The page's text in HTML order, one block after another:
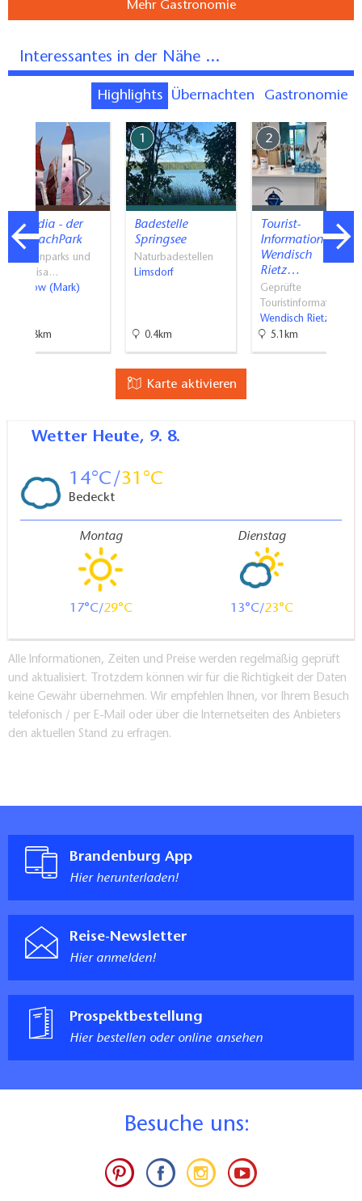
Mehr Gastronomie
Interessantes in der Nähe ...
Highlights Übernachten Gastronomie
Irrlandia - der
MitMachPark
Themenparks und
Erlebnisa…
Storkow (Mark)
11.8km
1
Badestelle
Springsee
Naturbadestellen
Limsdorf
0.4km
2
Tourist-
Information
Wendisch
Rietz…
Geprüfte
Touristinformati…
Wendisch Rietz
5.1km
Karte aktivieren
Wetter Heute, 9. 8.
14 31
Bedeckt
Montag
17 29
Dienstag
13 23
Alle Informationen, Zeiten und Preise werden regelmäßig geprüft
und aktualisiert. Trotzdem können wir für die Richtigkeit der Daten
keine Gewähr übernehmen. Wir empfehlen Ihnen, vor Ihrem Besuch
telefonisch / per E-Mail oder über die Internetseiten des Anbieters
den aktuellen Stand zu erfragen.
Brandenburg App
Hier herunterladen!
Reise-Newsletter
Hier anmelden!
Prospektbestellung
Hier bestellen oder online ansehen
Besuche uns: